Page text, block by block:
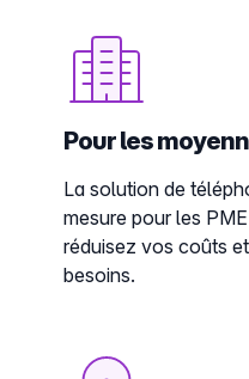
Pour les
La solution de
mesure pour les
réduisez vos coûts
besoins.